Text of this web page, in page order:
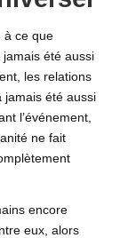
à ce que
jamais été aussi
les relations
jamais été aussi
l’événement,
ne fait
encore
eux, alors